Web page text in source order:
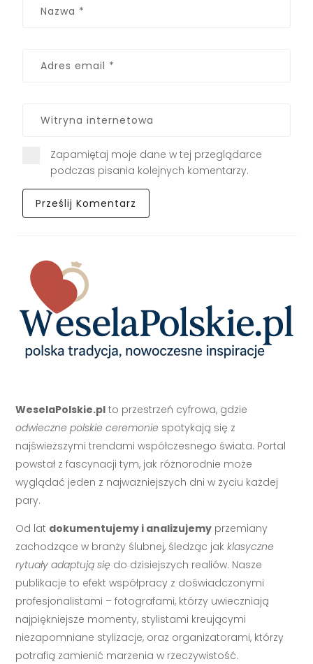
Zapamiętaj moje dane w tej przeglądarce
podczas pisania kolejnych komentarzy.
WeselaPolskie.pl to przestrzeń cyfrowa, gdzie
odwieczne polskie ceremonie spotykają się z
najświeższymi trendami współczesnego świata. Portal
powstał z fascynacji tym, jak różnorodnie może
wyglądać jeden z najważniejszych dni w życiu każdej
pary.
Od lat dokumentujemy i analizujemy przemiany
zachodzące w branży ślubnej, śledząc jakklasyczne
rytuały adaptują się do dzisiejszych realiów. Nasze
publikacje to efekt współpracy z doświadczonymi
profesjonalistami – fotografami, którzy uwieczniają
najpiękniejsze momenty, stylistami kreującymi
niezapomniane stylizacje, oraz organizatorami, którzy
potrafią zamienić marzenia w rzeczywistość.